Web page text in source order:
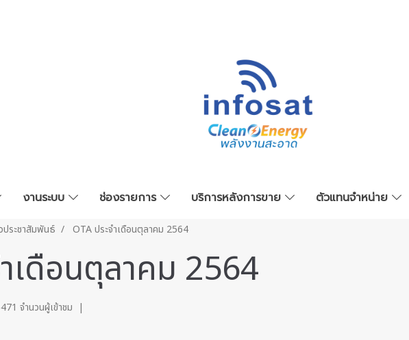
งานระบบ ช่องรายการ บริการหลังการขาย ตัวแทนจำหน่าย
ประชาสัมพันธ์ OTA ประจำเดือนตุลาคม 2564
เดือนตุลาคม 2564
จำนวนผู้เข้าชม |